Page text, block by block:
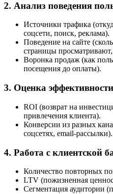
2. Анализ поведения
Источники трафика
соцсети, поиск, реклама).
Поведение на сайте
страницы просматривают,
Воронка продаж (как
посещения до оплаты).
3. Оценка
ROI (возврат на
привлечения клиента).
Конверсии из разных
соцсетях, email-рассылки).
4. Работа с клиентской
Количество повторных
LTV (пожизненная
Сегментация аудитории